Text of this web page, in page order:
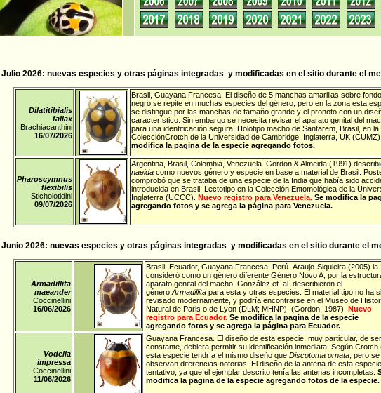
Julio 2026: nuevas especies y otras páginas integradas y modificadas en el sitio durante el
Dilatitibialis
fallax
Brachiacanthini
16/07/2026
Brasil Guayana Francesa . El diseño de 5 manchas amarillas sobre fondo
negro se repite en muchas especies del género, pero en la zona esta
se distingue por las manchas de tamaño grande y el pronoto con un
característico. Sin embargo se necesita revisar el aparato genital del
para una identificación segura. Holotipo macho de Santarem, Brasil, en la
ColecciónCrotch de la Universidad de Cambridge, Inglaterra, UK (CUMZ).
modifica la pagina de la especie agregando fotos.
Pharoscymnus
flexibilis
Sticholotidini
09/07/2026
Argentina Brasil Colombia Venezuela . Gordon & Almeida (1991)
naeida como nuevos género y especie en base a material de Brasil.
comprobó que se trataba de una especie de la India que había sido
introducida en Brasil. Lectotipo en la Colección Entomológica de la
Inglaterra (UCCC). Nuevo registro para Venezuela. Se modifica la
agregando fotos y se agrega la página para Venezuela.
Junio 2026: nuevas especies y otras páginas integradas y modificadas en el sitio durante el
Armadillita
maeander
Coccinellini
16/06/2026
Brasil Ecuador, Guayana Francesa Perú Araujo-Siquieira (2005) la
consideró como un género diferente Género Novo A, por la
aparato genital del macho. González et. al. describieron el
género Armadillita para esta y otras especies. El material tipo no ha
revisado modernamente, y podría encontrarse en el Museo de
Natural de Paris o de Lyon (DLM; MHNP), (Gordon, 1987). Nuevo
registro para Ecuador. Se modifica la pagina de la especie
agregando fotos y se agrega la página para Ecuador.
Vodella
impressa
Coccinellini
11/06/2026
Guayana Francesa El diseño de esta especie, muy particular, de ser
constante, debiera permitir su identificación inmediata. Según Crotch
esta especie tendría el mismo diseño que Discotoma ornata , pero se
observan diferencias notorias. El diseño de la antena de esta
tentativo, ya que el ejemplar descrito tenía las antenas incompletas.
modifica la pagina de la especie agregando fotos de la especie.